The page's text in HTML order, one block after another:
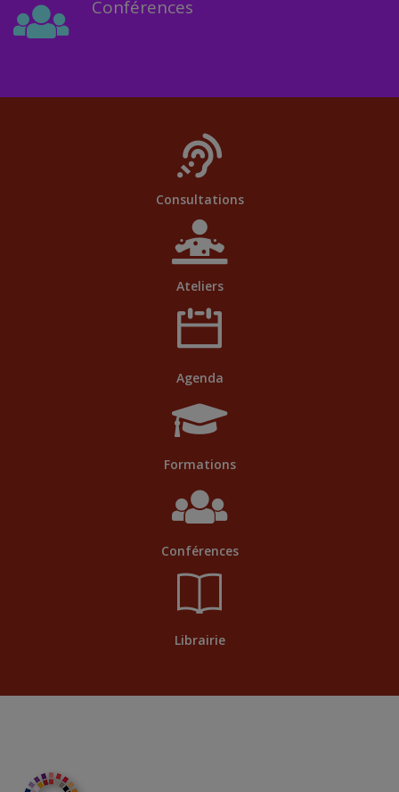
Conférences
Consultations
Ateliers
Agenda
Formations
Conférences
Librairie